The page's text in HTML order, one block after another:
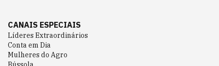
CANAIS ESPECIAIS
Líderes Extraordinários
Conta em Dia
Mulheres do Agro